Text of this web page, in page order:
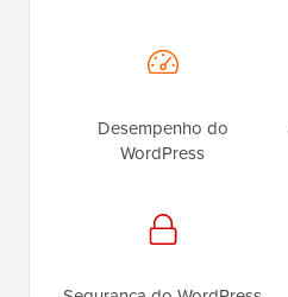
Desempenho do
WordPress